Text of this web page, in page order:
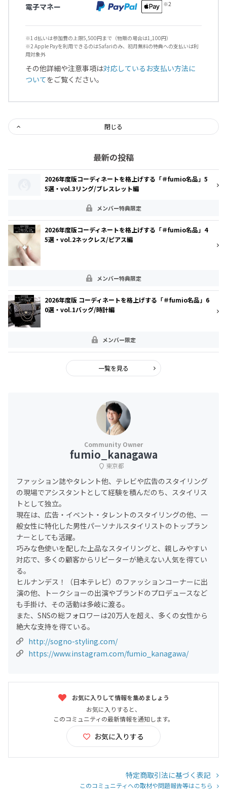
電子マネー
※1 d払いは参加費の上限5,500円まで（物販の場合は1,100円）
※2 Apple Payを利用できるのはSafariのみ、初月無料の特典への支払いは利
用対象外
その他詳細や注意事項は対応しているお支払い方法に
ついてをご覧ください。
閉じる
最新の投稿
2026年度版コーディネートを格上げする「＃fumio名品」5
5選・vol.3リング/ブレスレット編
メンバー特典限定
2026年度版コーディネートを格上げする「＃fumio名品」4
5選・vol.2ネックレス/ピアス編
メンバー特典限定
2026年度版 コーディネートを格上げする「＃fumio名品」6
0選・vol.1バッグ/時計編
メンバー限定
一覧を見る
fumio_kanagawa
東京都
ファッション誌やタレント他、テレビや広告のスタイリング
の現場でアシスタントとして経験を積んだのち、スタイリス
トとして独立。
現在は、広告・イベント・タレントのスタイリングの他、一
般女性に特化した男性パーソナルスタイリストのトップラン
ナーとしても活躍。
巧みな色使いを配した上品なスタイリングと、親しみやすい
対応で、多くの顧客からリピーターが絶えない人気を得てい
る。
ヒルナンデス！（日本テレビ）のファッションコーナーに出
演の他、トークショーの出演やブランドのプロデュースなど
も手掛け、その活動は多岐に渡る。
また、SNSの総フォロワーは20万人を超え、多くの女性から
絶大な支持を得ている。
http://sogno-styling.com/
https://www.instagram.com/fumio_kanagawa/
お気に入りして情報を集めましょう
お気に入りすると、
このコミュニティの最新情報を通知します。
お気に入りする
特定商取引法に基づく表記
このコミュニティへの取材や問題報告等はこちら